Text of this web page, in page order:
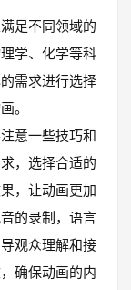
足不同领域的
学、化学等科
需求进行选择
。
意一些技巧和
，选择合适的
，让动画更加
的录制，语言
观众理解和接
确保动画的内